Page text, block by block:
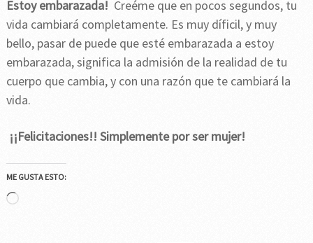
Estoy embarazada! Creéme que en pocos segundos, tu
vida cambiará completamente. Es muy díficil, y muy
bello, pasar de puede que esté embarazada a estoy
embarazada, significa la admisión de la realidad de tu
cuerpo que cambia, y con una razón que te cambiará la
vida.
¡¡Felicitaciones!! Simplemente por ser mujer!
ME GUSTA ESTO:
Cargando...